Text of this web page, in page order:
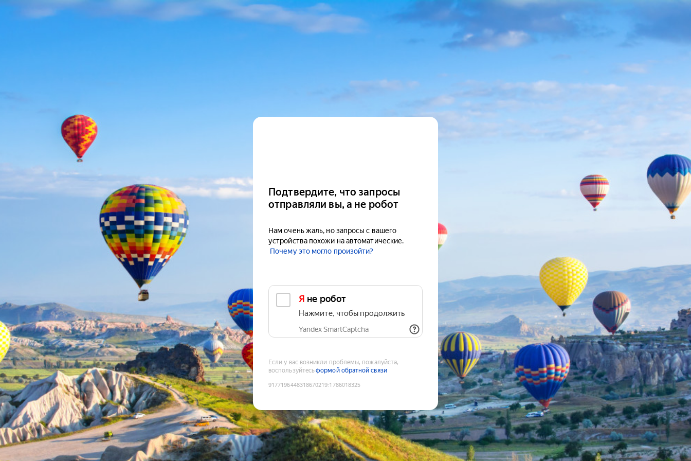
Подтвердите, что запросы
отправляли вы, а не робот
Нам очень жаль, но запросы с вашего
устройства похожи на автоматические.
Почему это могло произойти?
Я не робот
Нажмите, чтобы продолжить
Yandex SmartCaptcha
Если у вас возникли проблемы, пожалуйста,
воспользуйтесьформой обратной связи
9177196448318670219:1786018325